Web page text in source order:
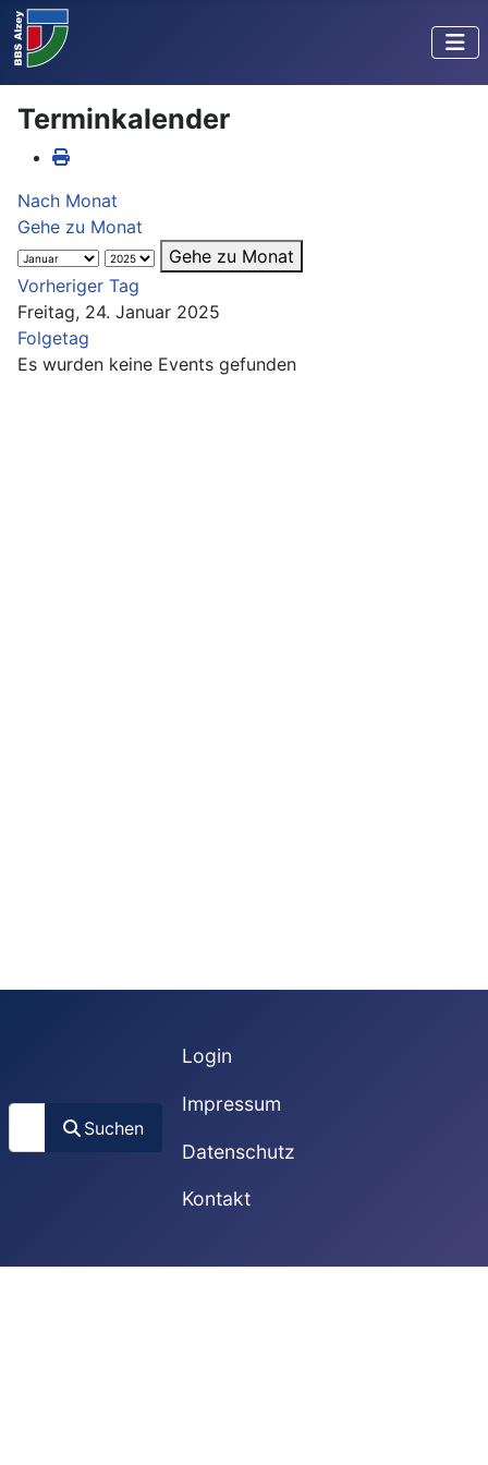
Terminkalender
Nach Monat
Gehe zu Monat
Gehe zu Monat
Vorheriger Tag
Freitag, 24. Januar 2025
Folgetag
Es wurden keine Events gefunden
Suchen
Suchen
Login
Impressum
Datenschutz
Kontakt